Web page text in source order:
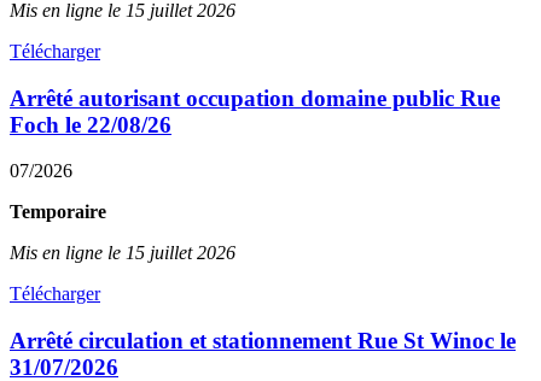
Mis en ligne le 15 juillet 2026
Télécharger
Arrêté autorisant occupation domaine public Rue
Foch le 22/08/26
07/2026
Temporaire
Mis en ligne le 15 juillet 2026
Télécharger
Arrêté circulation et stationnement Rue St Winoc le
31/07/2026